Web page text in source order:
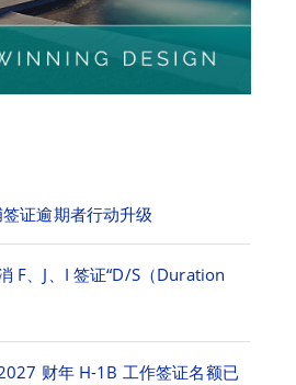
证逾期者行动升级
F、J、I 签证“D/S（Duration
财年 H-1B 工作签证名额已